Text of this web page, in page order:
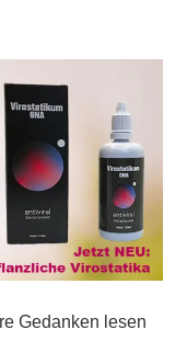
Gedanken lesen